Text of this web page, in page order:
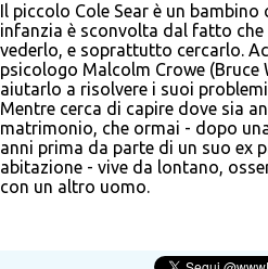
Il piccolo Cole Sear è un
infanzia è sconvolta dal fatto che
vederlo, e soprattutto cercarlo.
psicologo Malcolm Crowe (Bruce
aiutarlo a risolvere i suoi
Mentre cerca di capire dove sia
matrimonio, che ormai - dopo
anni prima da parte di un suo ex
abitazione - vive da lontano,
con un altro uomo.